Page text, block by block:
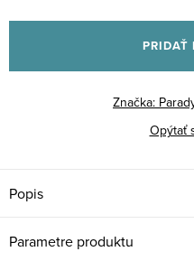
PRIDAŤ
Značka:
Opýtať
Popis
Parametre produktu